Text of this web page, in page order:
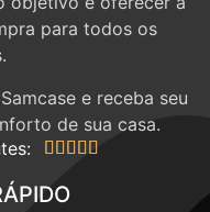
objetivo é oferecer a
para todos os
e receba seu
de sua casa.
